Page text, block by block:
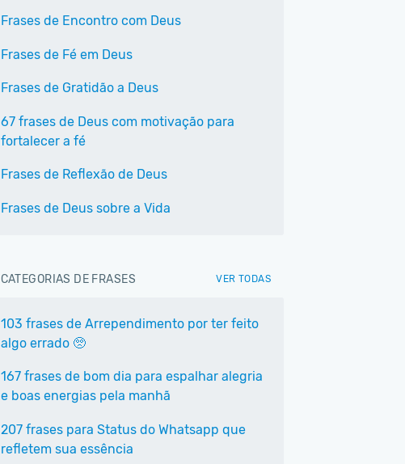
Frases de Encontro com Deus
Frases de Fé em Deus
Frases de Gratidão a Deus
67 frases de Deus com motivação para
fortalecer a fé
Frases de Reflexão de Deus
Frases de Deus sobre a Vida
CATEGORIAS DE FRASES VER TODAS
103 frases de Arrependimento por ter feito
algo errado 🥺
167 frases de bom dia para espalhar alegria
e boas energias pela manhã
207 frases para Status do Whatsapp que
refletem sua essência